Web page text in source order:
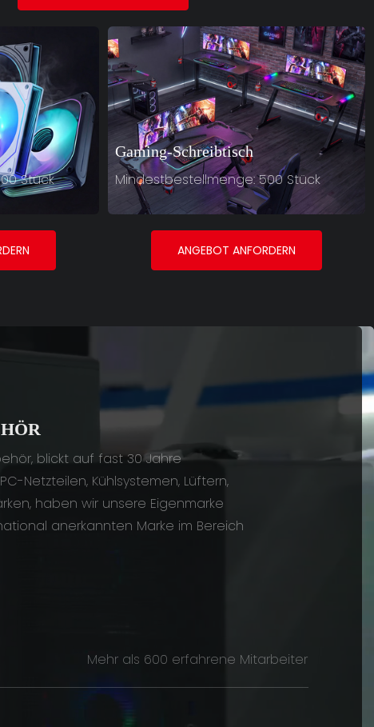
Stück
Gaming-Schreibtisch
Mindestbestellmenge: 500 Stück
ANGEBOT ANFORDERN
blickt auf fast 30 Jahre
Netzteilen, Kühlsystemen, Lüftern,
haben wir unsere Eigenmarke
anerkannten Marke im Bereich
Mehr als 600 erfahrene Mitarbeiter